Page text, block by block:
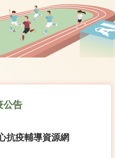
公告
抗疫輔導資源網